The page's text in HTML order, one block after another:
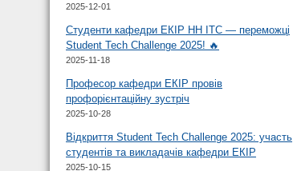
2025-12-01
Студенти кафедри ЕКІР НН ІТС — переможці
Student Tech Challenge 2025! 🔥
2025-11-18
Професор кафедри ЕКІР провів
профорієнтаційну зустріч
2025-10-28
Відкриття Student Tech Challenge 2025: участь
студентів та викладачів кафедри ЕКІР
2025-10-15